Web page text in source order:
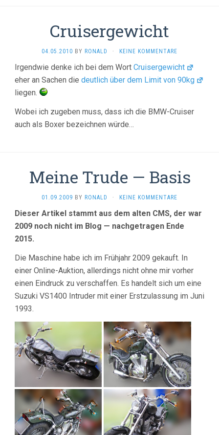
Cruisergewicht
04.05.2010 BY RONALD · KEINE KOMMENTARE
Irgendwie denke ich bei dem Wort Cruisergewicht
eher an Sachen die deutlich über dem Limit von 90kg
liegen.
Wobei ich zugeben muss, dass ich die BMW-Cruiser
auch als Boxer bezeichnen würde…
Meine Trude — Basis
01.09.2009 BY RONALD · KEINE KOMMENTARE
Dieser Artikel stammt aus dem alten CMS, der war
2009 noch nicht im Blog — nachgetragen Ende
2015.
Die Maschine habe ich im Frühjahr 2009 gekauft. In
einer Online-Auktion, allerdings nicht ohne mir vorher
einen Eindruck zu verschaffen. Es handelt sich um eine
Suzuki VS1400 Intruder mit einer Erstzulassung im Juni
1993.